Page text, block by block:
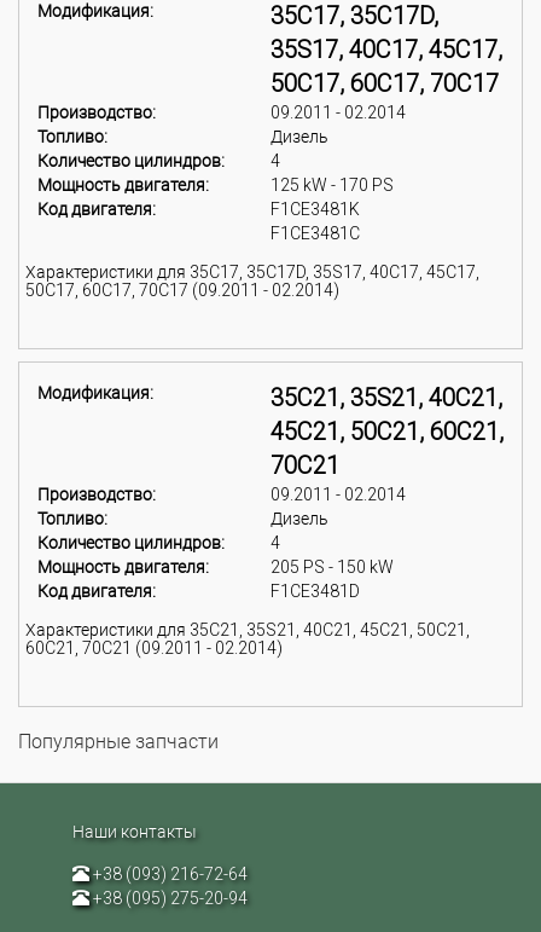
Модификация:
35C17, 35C17D,
35S17, 40C17, 45C17,
50C17, 60C17, 70C17
Производство:
09.2011 - 02.2014
Топливо:
Дизель
Количество цилиндров:
4
Мощность двигателя:
125 kW - 170 PS
Код двигателя:
F1CE3481K
F1CE3481C
Характеристики для 35C17, 35C17D, 35S17, 40C17, 45C17,
50C17, 60C17, 70C17 (09.2011 - 02.2014)
Модификация:
35C21, 35S21, 40C21,
45C21, 50C21, 60C21,
70C21
Производство:
09.2011 - 02.2014
Топливо:
Дизель
Количество цилиндров:
4
Мощность двигателя:
205 PS - 150 kW
Код двигателя:
F1CE3481D
Характеристики для 35C21, 35S21, 40C21, 45C21, 50C21,
60C21, 70C21 (09.2011 - 02.2014)
Популярные запчасти
Наши контакты
+38 (093) 216-72-64
+38 (095) 275-20-94